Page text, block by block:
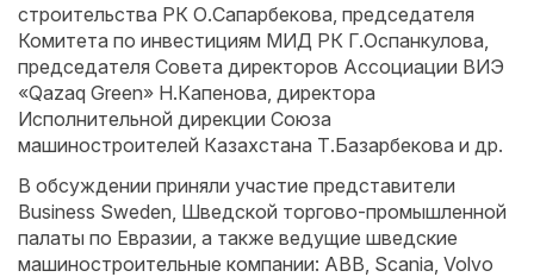
строительства РК О.Сапарбекова, председателя
Комитета по инвестициям МИД РК Г.Оспанкулова,
председателя Совета директоров Ассоциации ВИЭ
«Qazaq Green» Н.Капенова, директора
Исполнительной дирекции Союза
машиностроителей Казахстана Т.Базарбекова и др.
В обсуждении приняли участие представители
Business Sweden, Шведской торгово-промышленной
палаты по Евразии, а также ведущие шведские
машиностроительные компании: ABB, Scania, Volvo